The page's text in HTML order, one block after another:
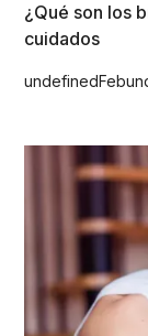
¿Qué son los
cuidados
undefinedFeb